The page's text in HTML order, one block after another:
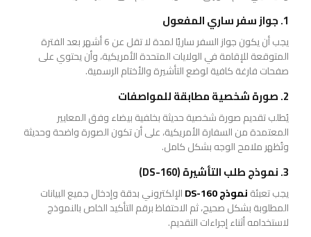
1. جواز سفر ساري المفعول
يجب أن يكون جواز السفر ساريًا لمدة لا تقل عن 6 أشهر بعد الفترة
المتوقعة للإقامة في الولايات المتحدة الأمريكية، وأن يحتوي على
صفحات فارغة كافية لوضع التأشيرة والأختام الرسمية.
2. صورة شخصية مطابقة للمواصفات
يُطلب تقديم صورة شخصية حديثة بخلفية بيضاء وفق المعايير
المعتمدة من السفارة الأمريكية، على أن تكون الصورة واضحة وحديثة
وتُظهر ملامح الوجه بشكل كامل.
3. نموذج طلب التأشيرة (DS-160)
يجب تعبئةنموذج DS-160
الإلكتروني بدقة وإدخال جميع البيانات
المطلوبة بشكل صحيح، ثم الاحتفاظ برقم التأكيد الخاص بالنموذج
لاستخدامه أثناء إجراءات التقديم.